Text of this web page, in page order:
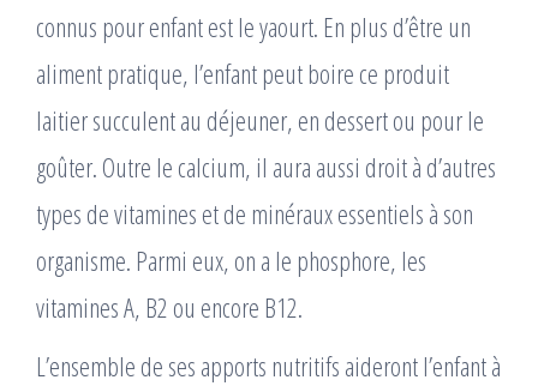
connus pour enfant est le yaourt. En plus d’être un
aliment pratique, l’enfant peut boire ce produit
laitier succulent au déjeuner, en dessert ou pour le
goûter. Outre le calcium, il aura aussi droit à d’autres
types de vitamines et de minéraux essentiels à son
organisme. Parmi eux, on a le phosphore, les
vitamines A, B2 ou encore B12.
L’ensemble de ses apports nutritifs aideront l’enfant à